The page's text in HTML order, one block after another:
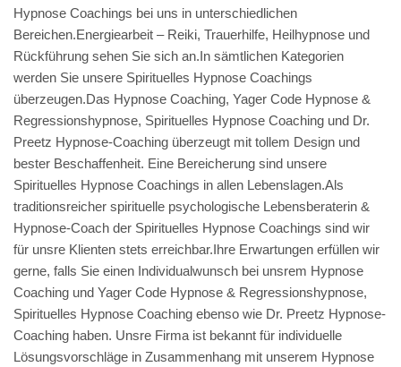
Hypnose Coachings bei uns in unterschiedlichen
Bereichen.Energiearbeit – Reiki, Trauerhilfe, Heilhypnose und
Rückführung sehen Sie sich an.In sämtlichen Kategorien
werden Sie unsere Spirituelles Hypnose Coachings
überzeugen.Das Hypnose Coaching, Yager Code Hypnose &
Regressionshypnose, Spirituelles Hypnose Coaching und Dr.
Preetz Hypnose-Coaching überzeugt mit tollem Design und
bester Beschaffenheit. Eine Bereicherung sind unsere
Spirituelles Hypnose Coachings in allen Lebenslagen.Als
traditionsreicher spirituelle psychologische Lebensberaterin &
Hypnose-Coach der Spirituelles Hypnose Coachings sind wir
für unsre Klienten stets erreichbar.Ihre Erwartungen erfüllen wir
gerne, falls Sie einen Individualwunsch bei unsrem Hypnose
Coaching und Yager Code Hypnose & Regressionshypnose,
Spirituelles Hypnose Coaching ebenso wie Dr. Preetz Hypnose-
Coaching haben. Unsre Firma ist bekannt für individuelle
Lösungsvorschläge in Zusammenhang mit unserem Hypnose